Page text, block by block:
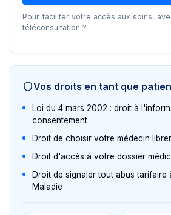
Pour faciliter votre accès aux soins,
téléconsultation ?
Vos droits en tant que
Loi du 4 mars 2002 : droit à
consentement
Droit de choisir votre médecin
Droit d'accès à votre dossier
Droit de signaler tout abus tarifaire
Maladie